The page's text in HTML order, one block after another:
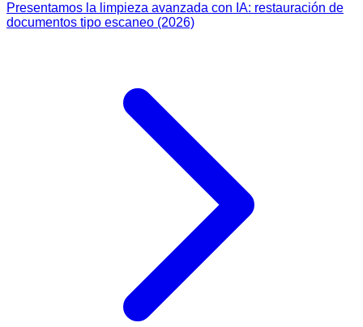
Presentamos la limpieza avanzada con IA: restauración de
documentos tipo escaneo (2026)